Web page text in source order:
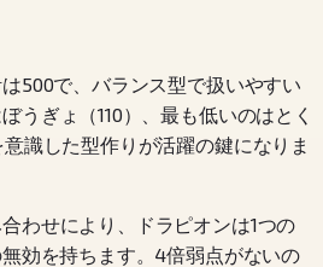
500で、バランス型で扱いやすい
うぎょ（110）、最も低いのはとく
識した型作りが活躍の鍵になりま
わせにより、ドラピオンは1つの
効を持ちます。4倍弱点がないの